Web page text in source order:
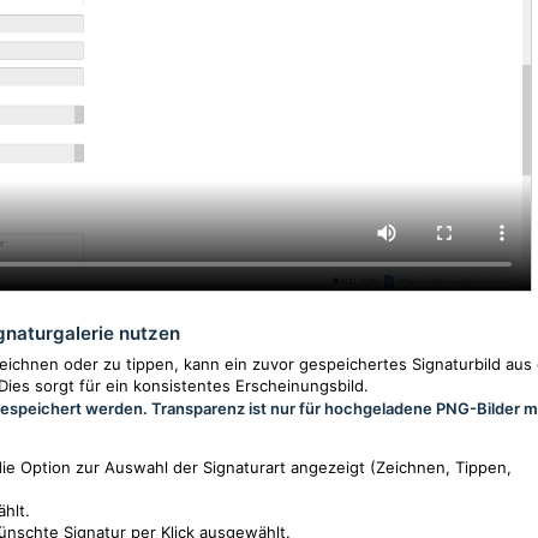
nutzen
oder zu tippen, kann ein zuvor gespeichertes Signaturbild aus
sorgt für ein konsistentes Erscheinungsbild.
werden. Transparenz ist nur für hochgeladene PNG-Bilder
Option zur Auswahl der Signaturart angezeigt (Zeichnen, Tippen,
Signatur per Klick ausgewählt.